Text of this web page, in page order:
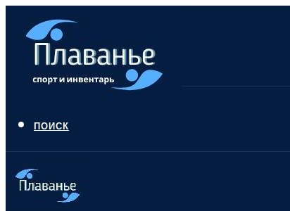
ПОИСК